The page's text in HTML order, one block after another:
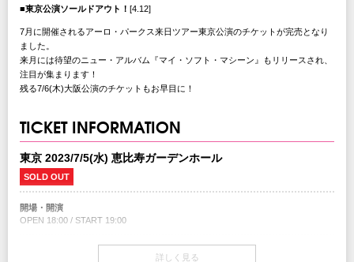
■東京公演ソールドアウト！ [4.12]
7月に開催されるアーロ・パークス来日ツアー東京公演のチケットが完売となり
ました。
来月には待望のニュー・アルバム『マイ・ソフト・マシーン』もリリースされ、
注目が集まります！
残る7/6(木)大阪公演のチケットもお早目に！
TICKET INFORMATION
東京 2023/7/5(水) 恵比寿ガーデンホール
SOLD OUT
開場・開演
OPEN 18:00 / START 19:00
詳しく見る